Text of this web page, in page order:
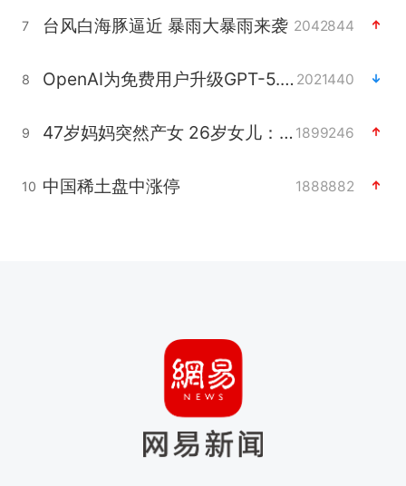
7 台风白海豚逼近 暴雨大暴雨来袭 2042844
8 OpenAI为免费用户升级GPT-5.6 Luna 2021440
9 47岁妈妈突然产女 26岁女儿：很震惊 1899246
10 中国稀土盘中涨停 1888882